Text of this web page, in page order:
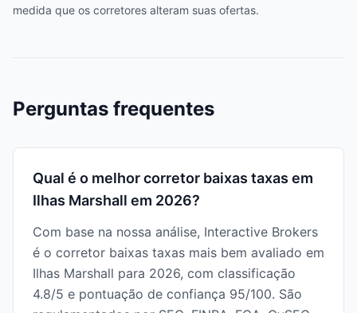
medida que os corretores alteram suas ofertas.
Perguntas frequentes
Qual é o melhor corretor baixas taxas em
Ilhas Marshall em 2026?
Com base na nossa análise, Interactive Brokers
é o corretor baixas taxas mais bem avaliado em
Ilhas Marshall para 2026, com classificação
4.8/5 e pontuação de confiança 95/100. São